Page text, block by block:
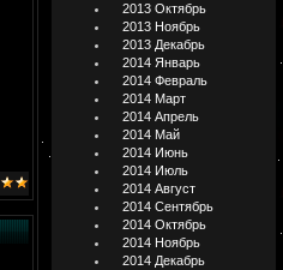
2013 Октябрь
2013 Ноябрь
2013 Декабрь
2014 Январь
2014 Февраль
2014 Март
2014 Апрель
2014 Май
2014 Июнь
2014 Июль
2014 Август
2014 Сентябрь
2014 Октябрь
2014 Ноябрь
2014 Декабрь